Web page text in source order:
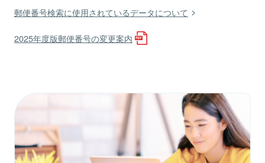
郵便番号検索に使用されているデータについて
2025年度版郵便番号の変更案内